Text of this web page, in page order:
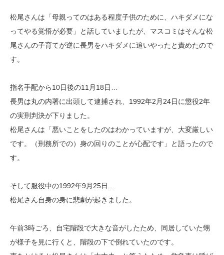
松尾さんは「母親ってのはある程度子供のために、ハキダメにな
ってやる覚悟が必要」と話していましたが、マスコミはそんな松
尾さんの子育てが逆に長男をハキダメに追いやったと責めたので
す。
指名手配から10日後の11月18日…
長男は丸の内署に出頭して逮捕され、1992年2月24日に懲役2年
の実刑判決が下りました。
松尾さんは「悪いことをしたのはわかっていますが、大変厳しい
です。（刑務所での）身の回りのことが心配です」と語ったので
す。
そして服役中の1992年9月25日…
松尾さん自身の身に悲劇が起きました。
午前3時ごろ、自宅階段で大きな音がしたため、同居していた甥
が様子を見に行くと、階段の下で倒れていたのです。